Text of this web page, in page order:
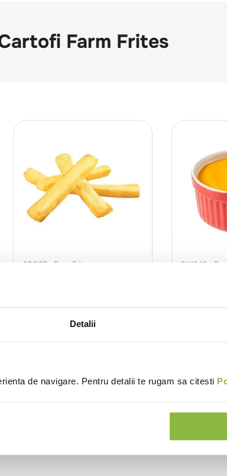
Detalii
de navigare. Pentru detalii te rugam sa citesti
Farm Frites
CO6127 Farm Frites BN1049
Sos cu